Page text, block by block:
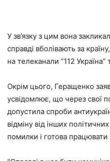
У зв’язку з цим вона
справді вболівають за
на телеканали “112 Україна”
Окрім цього, Геращенко
усвідомлює, що через свої
допустила спроби
відміну від інших
помилки і готова